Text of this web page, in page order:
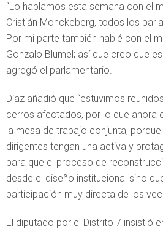
“Lo hablamos esta semana con el
Cristián Monckeberg, todos los
Por mi parte también hablé con el
Gonzalo Blumel; así que creo que
agregó el parlamentario.
Díaz añadió que “estuvimos
cerros afectados, por lo que ahora
la mesa de trabajo conjunta,
dirigentes tengan una activa y
para que el proceso de
desde el diseño institucional sino
participación muy directa de los
El diputado por el Distrito 7 insistió